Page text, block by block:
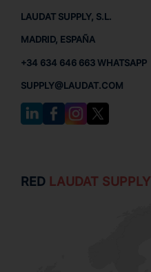
LAUDAT SUPPLY, S.L.
MADRID, ESPAÑA
+34 634 646 663 WHATSAPP
SUPPLY@LAUDAT.COM
RED LAUDAT SUPPLY